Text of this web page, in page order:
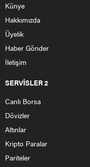
Künye
Hakkımızda
Üyelik
Haber Gönder
İletişim
SERVİSLER 2
Canlı Borsa
Dövizler
Altınlar
Kripto Paralar
Pariteler